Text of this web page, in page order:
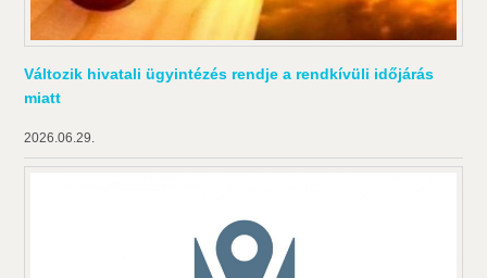
Változik hivatali ügyintézés rendje a rendkívüli időjárás
miatt
2026.06.29.